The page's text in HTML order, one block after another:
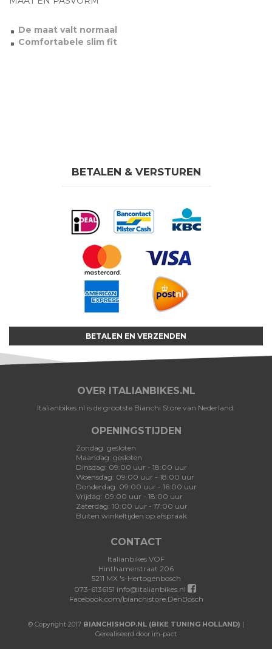
De maat valt normaal
Comfortabele slim fit
BETALEN & VERSTUREN
BETALEN EN VERZENDEN
OVER ITALIANBIKES.NL
Italianbikes.nl is de grootste Bianchi Store van Nederland.
OPENINGSTIJDEN
Zondag: gesloten
Maandag: gesloten
Dinsdag: 09:00 uur - 18:00 uur
Woensdag: 09:00 uur - 18:00 uur
Donderdag: 09:00 uur - 16:00 uur
Vrijdag: 09:00 uur - 18:00 uur
Zaterdag: 10:00 uur - 17:00 uur
Buiten winkeltijden op afspraak
CONTACT
Italianbikes VOF
Hinthamerstraat 206
5211 MX 's-Hertogenbosch
073-6136151 info@italianbikes.nl
Facebook.com/bianchistore.DenBosch
© Copyright 2017 BIANCHISHOP.NL (BIKE TUNING HOLLAND) |
Gerealiseerd door im-pact